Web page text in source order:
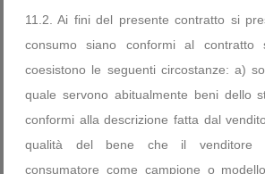
11.2. Ai fini del presente contratto si
consumo siano conformi al contratto
coesistono le seguenti circostanze: a)
quale servono abitualmente beni dello
conformi alla descrizione fatta dal
qualità del bene che il venditore
consumatore come campione o